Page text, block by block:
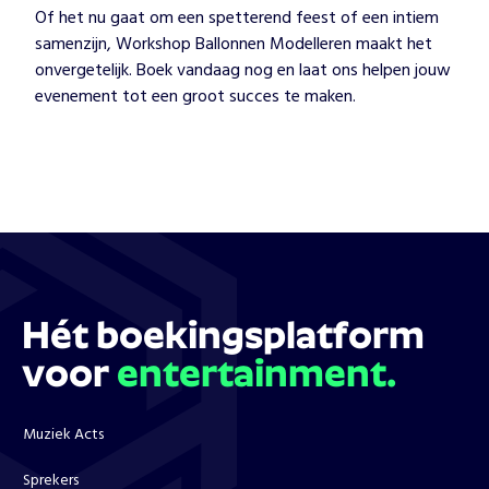
Of het nu gaat om een spetterend feest of een intiem
samenzijn, Workshop Ballonnen Modelleren maakt het
onvergetelijk. Boek vandaag nog en laat ons helpen jouw
evenement tot een groot succes te maken.
Hét boekingsplatform
voor entertainment.
Muziek Acts
Sprekers